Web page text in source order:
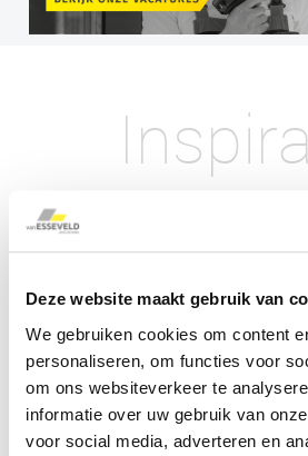
Deze website maakt gebruik van
We gebruiken cookies om content
personaliseren, om functies voor
om ons websiteverkeer te
informatie over uw gebruik van
voor social media, adverteren en
Aluminium puien en kozijnen